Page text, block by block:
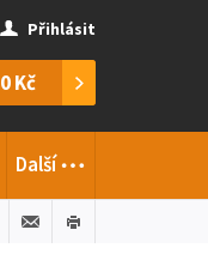
0 Kč
Další…
Přihlásit